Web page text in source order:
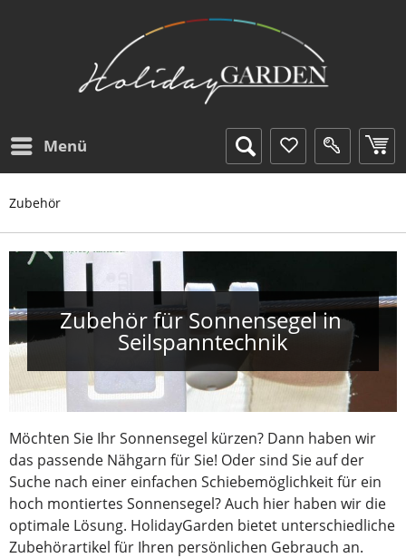
Menü
Zubehör
Zubehör für Sonnensegel in
Seilspanntechnik
Möchten Sie Ihr Sonnensegel kürzen? Dann haben wir
das passende Nähgarn für Sie! Oder sind Sie auf der
Suche nach einer einfachen Schiebemöglichkeit für ein
hoch montiertes Sonnensegel? Auch hier haben wir die
optimale Lösung. HolidayGarden bietet unterschiedliche
Zubehörartikel für Ihren persönlichen Gebrauch an.